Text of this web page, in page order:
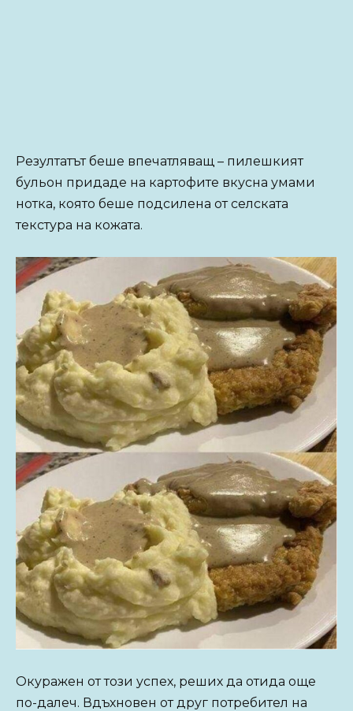
Резултатът беше впечатляващ – пилешкият
бульон придаде на картофите вкусна умами
нотка, която беше подсилена от селската
текстура на кожата.
Окуражен от този успех, реших да отида още
по-далеч. Вдъхновен от друг потребител на